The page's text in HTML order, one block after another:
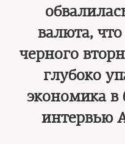
валюта,
черного
глубоко
экономика
интервью